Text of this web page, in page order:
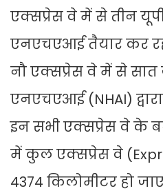
एक्सप्रेस वे में से तीन
एनएचएआई तैयार कर
नौ एक्सप्रेस वे में से सात
एनएचएआई (NHAI)
इन सभी एक्सप्रेस वे के
में कुल एक्सप्रेस वे
4374 किलोमीटर हो